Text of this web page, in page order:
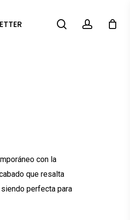
searchaccount
con la
que resalta
perfecta para